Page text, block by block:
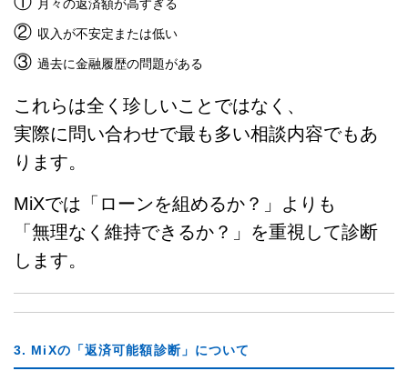
月々の返済額が高すぎる
② 収入が不安定または低い
③ 過去に金融履歴の問題がある
これらは全く珍しいことではなく、
実際に問い合わせで最も多い相談内容でもあ
ります。
MiXでは「ローンを組めるか？」よりも
「無理なく維持できるか？」を重視して診断
します。
3. MiXの「返済可能額診断」について